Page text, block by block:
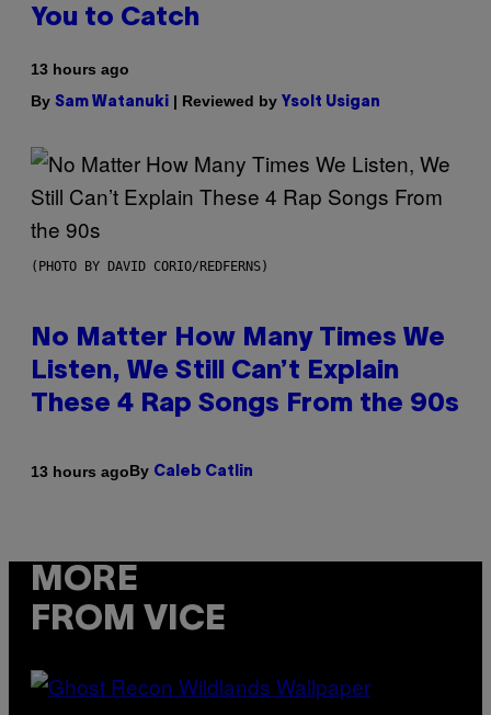
You to Catch
13 hours ago
By Sam Watanuki | Reviewed by Ysolt Usigan
(PHOTO BY DAVID CORIO/REDFERNS)
No Matter How Many Times We
Listen, We Still Can’t Explain
These 4 Rap Songs From the 90s
13 hours agoBy Caleb Catlin
MORE
FROM VICE